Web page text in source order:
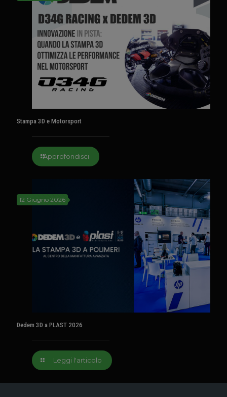
Stampa 3D e Motorsport
Approfondisci
12 Giugno 2026
Dedem 3D a PLAST 2026
Leggi l'articolo